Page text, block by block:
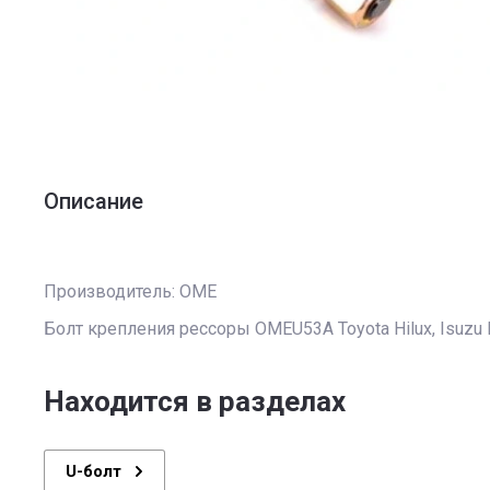
Описание
Производитель: OME
Болт крепления рессоры OMEU53A Toyota Hilux, Isuzu
Находится в разделах
U-болт